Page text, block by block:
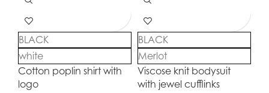
BLACK
white
Cotton poplin shirt with
logo
BLACK
Merlot
Viscose knit bodysuit
with jewel cufflinks